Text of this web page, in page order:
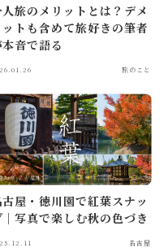
人旅のメリットとは？デメ
ットも含めて旅好きの筆者
音で語る
旅のこと
古屋・徳川園で紅葉スナッ
｜写真で楽しむ秋の色づき
名古屋